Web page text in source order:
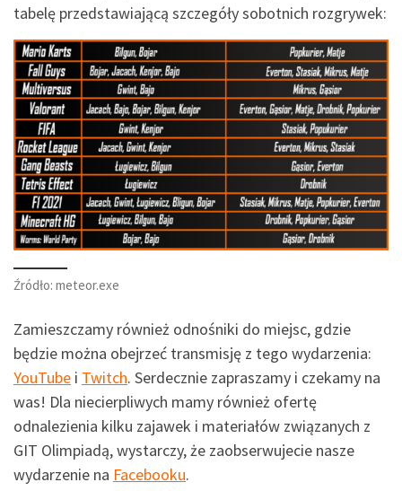
tabelę przedstawiającą szczegóły sobotnich rozgrywek:
Źródło: meteor.exe
Zamieszczamy również odnośniki do miejsc, gdzie
będzie można obejrzeć transmisję z tego wydarzenia:
YouTube i Twitch. Serdecznie zapraszamy i czekamy na
was! Dla niecierpliwych mamy również ofertę
odnalezienia kilku zajawek i materiałów związanych z
GIT Olimpiadą, wystarczy, że zaobserwujecie nasze
wydarzenie na Facebooku.